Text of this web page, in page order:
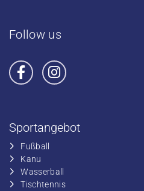
Follow us
Sportangebot
Fußball
​Kanu
​Wasserball
​Tischtennis